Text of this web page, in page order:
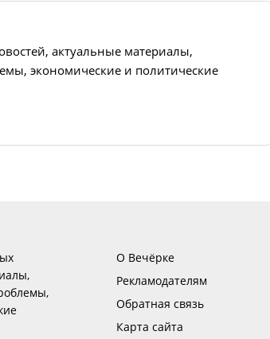
актуальные материалы,
экономические и политические
О Вечёрке
Рекламодателям
Обратная связь
Карта сайта